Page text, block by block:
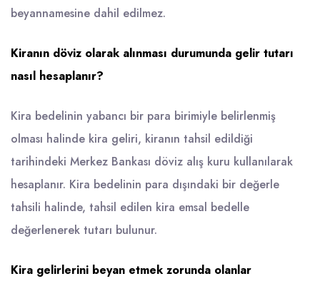
beyannamesine dahil edilmez.
Kiranın döviz olarak alınması durumunda gelir tutarı
nasıl hesaplanır?
Kira bedelinin yabancı bir para birimiyle belirlenmiş
olması halinde kira geliri, kiranın tahsil edildiği
tarihindeki Merkez Bankası döviz alış kuru kullanılarak
hesaplanır. Kira bedelinin para dışındaki bir değerle
tahsili halinde, tahsil edilen kira emsal bedelle
değerlenerek tutarı bulunur.
Kira gelirlerini beyan etmek zorunda olanlar